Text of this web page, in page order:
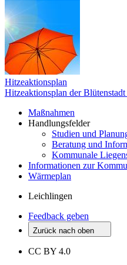
Hitzeaktionsplan
Hitzeaktionsplan der
Maßnahmen
Handlungsfelder
Studien und
Beratung und
Kommunale
Informationen zur
Wärmeplan
Leichlingen
Feedback geben
Zurück nach oben
CC BY 4.0